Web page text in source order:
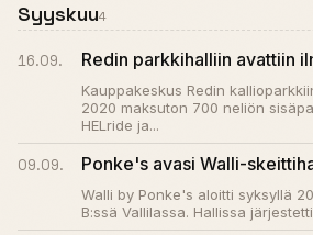
Syyskuu4
16.09. Redin parkkihalliin avattiin
Kauppakeskus Redin
2020 maksuton 700 neliön
HELride ja...
09.09. Ponke's avasi Walli-
Walli by Ponke's aloitti syksyllä
B:ssä Vallilassa. Hallissa